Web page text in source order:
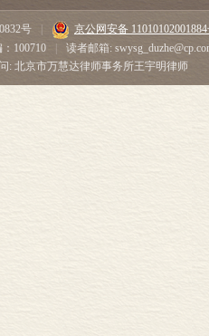
号
京公网安备
100710
读者邮箱:
: 北京市万慧达律师事务所王宇明律师